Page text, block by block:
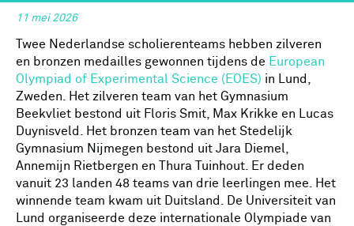
11 mei 2026
Twee Nederlandse scholierenteams hebben zilveren
en bronzen medailles gewonnen tijdens de European
Olympiad of Experimental Science (EOES) in Lund,
Zweden. Het zilveren team van het Gymnasium
Beekvliet bestond uit Floris Smit, Max Krikke en Lucas
Duynisveld. Het bronzen team van het Stedelijk
Gymnasium Nijmegen bestond uit Jara Diemel,
Annemijn Rietbergen en Thura Tuinhout. Er deden
vanuit 23 landen 48 teams van drie leerlingen mee. Het
winnende team kwam uit Duitsland. De Universiteit van
Lund organiseerde deze internationale Olympiade van